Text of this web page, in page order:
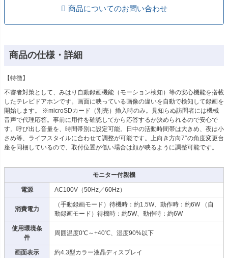
商品についてのお問い合わせ
商品の仕様・詳細
【特徴】
不審者対策として、みはり自動録画機能（モーション検知）等の安心機能を搭載
したテレビドアホンです。画面に映っている画像の違いを自動で検知して録画を
開始します。 ※microSDカード（別売）挿入時のみ。見知らぬ訪問者には機械
音声で代理応答。事前に用件を確認してから応答するか決められるので安心で
す。呼び出し音量を、時間帯別に設定可能。日中の活動時間帯は大きめ、夜は小
さめ等、ライフスタイルに合わせて調整が可能です。上向き方向7°の角度変更台
座を同梱しているので、取付位置が低い場合は顔が映るように調整可能です。
モニター付親機
電源 AC100V（50Hz／60Hz）
消費電力
（手動録画モード）待機時：約1.5W、動作時：約6W （自
動録画モード）待機時：約5W、動作時：約6W
使用環境条
件
周囲温度0℃～+40℃、湿度90%以下
画面表示 約4.3型カラー液晶ディスプレイ